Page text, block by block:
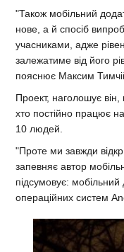
"Також мобільний
нове, а й спосіб
учасниками, адже
залежатиме від його
пояснює Максим
Проект, наголошує він,
хто постійно працює
10 людей.
"Проте ми завжди
запевняє автор
підсумовує:
операційних систем